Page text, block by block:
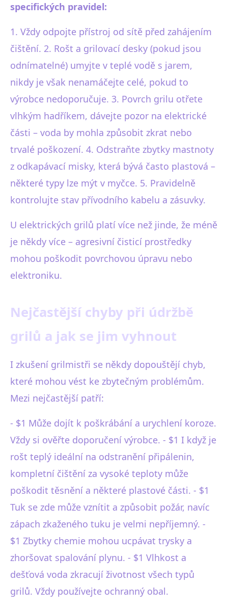
specifických pravidel:
1. Vždy odpojte přístroj od sítě před zahájením
čištění. 2. Rošt a grilovací desky (pokud jsou
odnímatelné) umyjte v teplé vodě s jarem,
nikdy je však nenamáčejte celé, pokud to
výrobce nedoporučuje. 3. Povrch grilu otřete
vlhkým hadříkem, dávejte pozor na elektrické
části – voda by mohla způsobit zkrat nebo
trvalé poškození. 4. Odstraňte zbytky mastnoty
z odkapávací misky, která bývá často plastová –
některé typy lze mýt v myčce. 5. Pravidelně
kontrolujte stav přívodního kabelu a zásuvky.
U elektrických grilů platí více než jinde, že méně
je někdy více – agresivní čisticí prostředky
mohou poškodit povrchovou úpravu nebo
elektroniku.
Nejčastější chyby při údržbě
grilů a jak se jim vyhnout
I zkušení grilmistři se někdy dopouštějí chyb,
které mohou vést ke zbytečným problémům.
Mezi nejčastější patří:
- $1 Může dojít k poškrábání a urychlení koroze.
Vždy si ověřte doporučení výrobce. - $1 I když je
rošt teplý ideální na odstranění připálenin,
kompletní čištění za vysoké teploty může
poškodit těsnění a některé plastové části. - $1
Tuk se zde může vznítit a způsobit požár, navíc
zápach zkaženého tuku je velmi nepříjemný. -
$1 Zbytky chemie mohou ucpávat trysky a
zhoršovat spalování plynu. - $1 Vlhkost a
dešťová voda zkracují životnost všech typů
grilů. Vždy používejte ochranný obal.